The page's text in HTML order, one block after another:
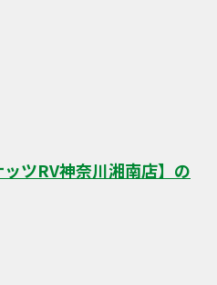
ツRV神奈川湘南店】の